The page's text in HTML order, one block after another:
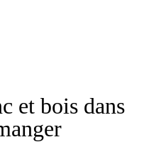
et bois dans